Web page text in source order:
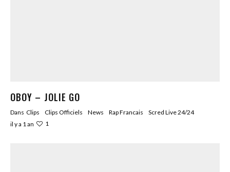
OBOY – JOLIE GO
Dans Clips Clips Officiels News Rap Francais
Scred Live 24/24
il y a 1 an
1